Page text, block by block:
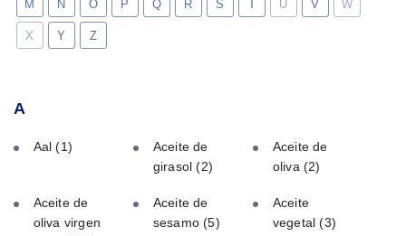
M N O P Q R S U V W
X Y Z
A
Aal(1)
Aceite de
girasol(2)
Aceite de
oliva(2)
Aceite de
oliva virgen
Aceite de
sesamo(5)
Aceite
vegetal(3)